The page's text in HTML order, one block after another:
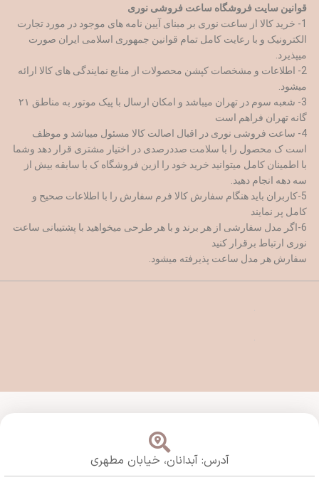
قوانین سایت فروشگاه ساعت فروشی نوری
1- خرید کالا از ساعت نوری بر مبنای آیین نامه های موجود در مورد تجارت
الکترونیک و با رعایت کامل تمام قوانین جمهوری اسلامی ایران صورت
میپذیرد.
2- اطلاعات و مشخصات کپشن محصولات از منابع نمایندگی های کالا ارائه
میشود.
3- شعبه سوم در تهران میباشد و امکان ارسال با پیک موتور به مناطق ۲۱
گانه تهران فراهم است
4- ساعت فروشی نوری در اقبال اصالت کالا مسئول میباشد و موظف
است ک محصول را با سلامت صددرصدی در اختیار مشتری قرار دهد وشما
با اطمینان کامل میتوانید خرید خود را ازین فروشگاه ک با سابقه بیش از
سه دهه انجام دهید.
5-کاربران باید هنگام سفارش کالا فرم سفارش را با اطلاعات صحیح و
کامل پر نمایند
6-اگر مدل سفارشی از هر برند و با هر طرحی میخواهید با پشتیبانی ساعت
نوری ارتباط برقرار کنید
سفارش هر مدل ساعت پذیرفته میشود.
آدرس: آبدانان، خیابان مطهری